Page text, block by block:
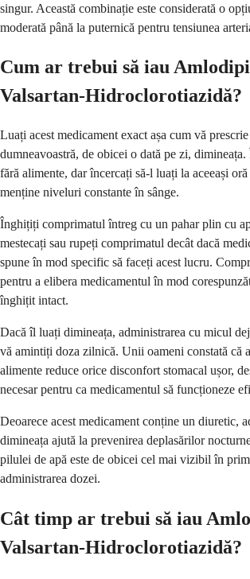
singur. Această combinație este considerată o
moderată până la puternică pentru tensiunea
Cum ar trebui să iau
Valsartan-Hidroclorotiazidă?
Luați acest medicament exact așa cum vă
dumneavoastră, de obicei o dată pe zi,
fără alimente, dar încercați să-l luați la aceeași
menține niveluri constante în sânge.
Înghițiți comprimatul întreg cu un pahar plin cu
mestecați sau rupeți comprimatul decât dacă
spune în mod specific să faceți acest lucru.
pentru a elibera medicamentul în mod
înghițit intact.
Dacă îl luați dimineața, administrarea cu micul
vă amintiți doza zilnică. Unii oameni constată că
alimente reduce orice disconfort stomacal ușor,
necesar pentru ca medicamentul să funcționeze
Deoarece acest medicament conține un diuretic,
dimineața ajută la prevenirea deplasărilor
pilulei de apă este de obicei cel mai vizibil în
administrarea dozei.
Cât timp ar trebui să iau
Valsartan-Hidroclorotiazidă?